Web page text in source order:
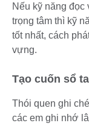
Nếu kỹ năng
trọng tâm thì kỹ
tốt nhất, cách
vựng.
Tạo cuốn sổ
Thói quen ghi
các em ghi nhớ